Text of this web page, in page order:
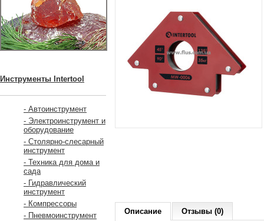
Инструменты Intertool
- Автоинструмент
- Электроинструмент и
оборудование
- Столярно-слесарный
инструмент
- Техника для дома и
сада
- Гидравлический
инструмент
- Компрессоры
- Пневмоинструмент
Описание Отзывы (0)